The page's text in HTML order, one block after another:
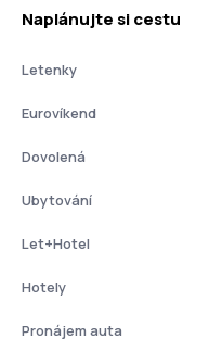
Naplánujte si cestu
Letenky
Eurovíkend
Dovolená
Ubytování
Let+Hotel
Hotely
Pronájem auta